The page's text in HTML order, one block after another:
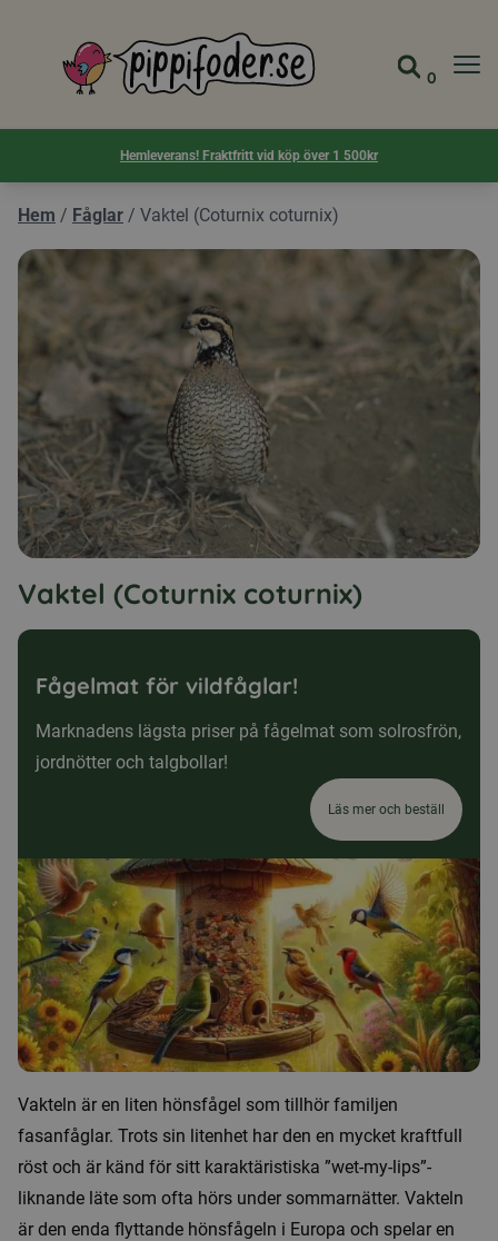
Pippifoder logotyp Gå till
Visa
0
Hemleverans! Fraktfritt vid köp över 1 500kr
Hem / Fåglar / Vaktel (Coturnix coturnix)
Vaktel (Coturnix coturnix)
Fågelmat för vildfåglar!
Marknadens lägsta priser på fågelmat som solrosfrön,
jordnötter och talgbollar!
Läs mer och beställ
Vakteln är en liten hönsfågel som tillhör familjen
fasanfåglar. Trots sin litenhet har den en mycket kraftfull
röst och är känd för sitt karaktäristiska ”wet-my-lips”-
liknande läte som ofta hörs under sommarnätter. Vakteln
är den enda flyttande hönsfågeln i Europa och spelar en